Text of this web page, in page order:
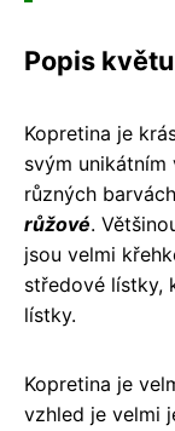
Popis
Kopretina je
svým
různých
růžové.
jsou velmi
středové lístky,
lístky.
Kopretina je
vzhled je velmi